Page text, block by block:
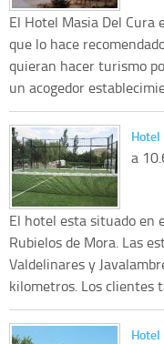
El Hotel Masia Del
que lo hace
quieran hacer turismo
un acogedor
Hotel
a
El hotel esta situado en
Rubielos de Mora. Las
Valdelinares y
kilometros. Los clientes
Hotel